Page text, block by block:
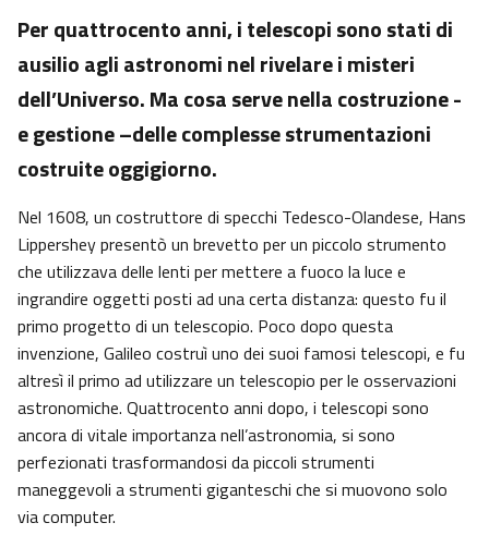
Per quattrocento anni, i telescopi sono stati di
ausilio agli astronomi nel rivelare i misteri
dell’Universo. Ma cosa serve nella costruzione -
e gestione –delle complesse strumentazioni
costruite oggigiorno.
Nel 1608, un costruttore di specchi Tedesco-Olandese, Hans
Lippershey presentò un brevetto per un piccolo strumento
che utilizzava delle lenti per mettere a fuoco la luce e
ingrandire oggetti posti ad una certa distanza: questo fu il
primo progetto di un telescopio. Poco dopo questa
invenzione, Galileo costruì uno dei suoi famosi telescopi, e fu
altresì il primo ad utilizzare un telescopio per le osservazioni
astronomiche. Quattrocento anni dopo, i telescopi sono
ancora di vitale importanza nell’astronomia, si sono
perfezionati trasformandosi da piccoli strumenti
maneggevoli a strumenti giganteschi che si muovono solo
via computer.